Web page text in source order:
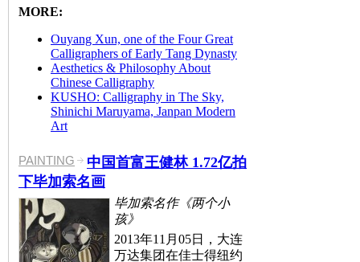
MORE:
Ouyang Xun, one of the Four Great
Calligraphers of Early Tang Dynasty
Aesthetics & Philosophy About
Chinese Calligraphy
KUSHO: Calligraphy in The Sky,
Shinichi Maruyama, Janpan Modern
Art
PAINTING
中国首富王健林 1.72亿拍
下毕加索名画
毕加索名作《两个小
孩》
2013年11月05日，大连
万达集团在佳士得纽约